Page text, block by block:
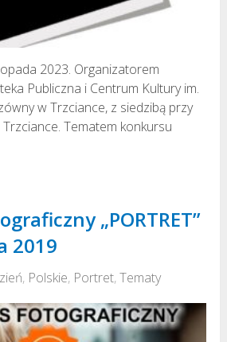
2023. Organizatorem
Publiczna i Centrum Kultury im.
w Trzciance, z siedzibą przy
Tematem konkursu
„PORTRET”
2019
, Polskie, Portret,Tematy